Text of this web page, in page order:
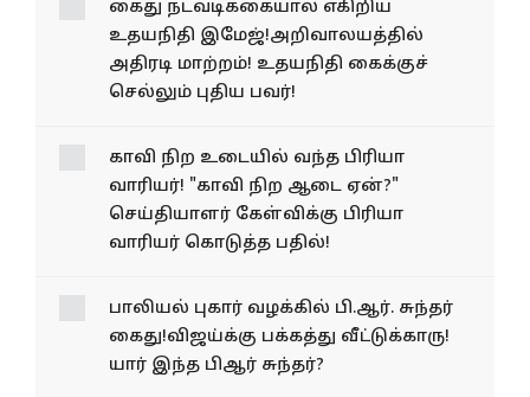
கைது நடவடிக்கையால் எகிறிய
உதயநிதி இமேஜ்!அறிவாலயத்தில்
அதிரடி மாற்றம்! உதயநிதி கைக்குச்
செல்லும் புதிய பவர்!
காவி நிற உடையில் வந்த பிரியா
வாரியர்! "காவி நிற ஆடை ஏன்?"
செய்தியாளர் கேள்விக்கு பிரியா
வாரியர் கொடுத்த பதில்!
பாலியல் புகார் வழக்கில் பி.ஆர். சுந்தர்
கைது!விஜய்க்கு பக்கத்து வீட்டுக்காரு!
யார் இந்த பிஆர் சுந்தர்?